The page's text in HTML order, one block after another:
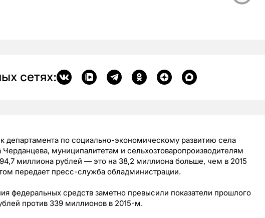
сетях:
департамента по социально-экономическому развитию села
муниципалитетам и сельхозтоваропроизводителям
миллиона рублей — это на 38,2 миллиона больше, чем в 2015
передает пресс-служба обладминистрации.
федеральных средств заметно превысили показатели прошлого
против 339 миллионов в 2015-м.